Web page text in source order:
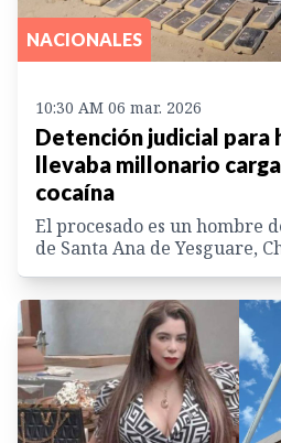
NACIONALES
10:30 AM 06 mar. 2026
Detención judicial para
llevaba millonario
cocaína
El procesado es un hombre
de Santa Ana de Yesguare,